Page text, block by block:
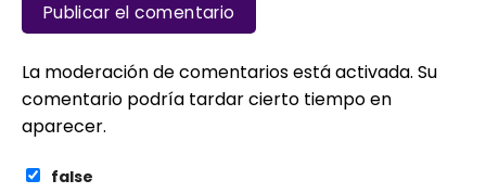
La moderación de comentarios está activada. Su
comentario podría tardar cierto tiempo en
aparecer.
false